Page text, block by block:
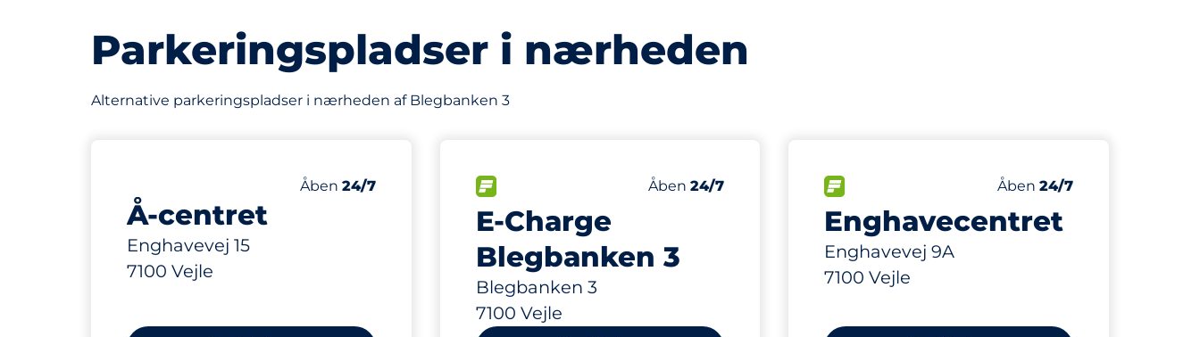
Parkeringspladser i nærheden
Alternative parkeringspladser i nærheden af Blegbanken 3
Å-centret
Enghavevej 15
7100 Vejle
Antal parkeringspladser:
Antal pladser i alt
110
Lørdag
Åben 24/7
E-Charge
Blegbanken 3
Blegbanken 3
7100 Vejle
Antal parkeringspladser:
Ladepladser
4
Lørdag
Åben24/7
Enghavecentret
Enghavevej 9A
7100 Vejle
Antal parkeringspladser:
Antal pladser i alt
107
Lørdag
Åben 24/7